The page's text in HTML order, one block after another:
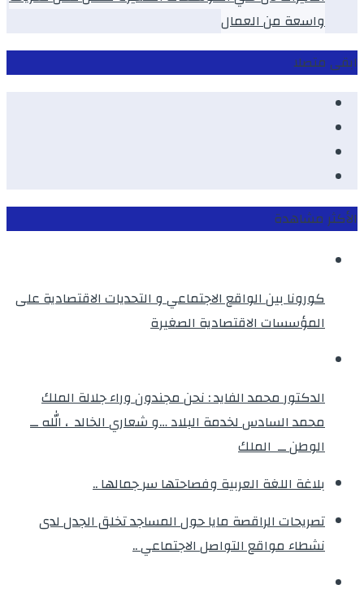
واسعة من العمال
ابقى متصلا
الأكثر مشاهدة
كورونا بين الواقع الاجتماعي و التحديات الاقتصادية على
المؤسسات الاقتصادية الصغيرة
الدكتور محمد الفايد : نحن مجندون وراء جلالة الملك
محمد السادس لخدمة البلاد …و شعاري الخالد ، الله ــ
الوطن ــ الملك
بلاغة اللغة العربية وفصاحتها سر جمالها ..
تصريحات الراقصة مايا حول المساجد تخلق الجدل لدى
نشطاء مواقع التواصل الاجتماعي ..